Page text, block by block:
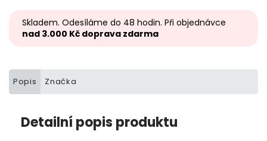
Skladem. Odesíláme do 48 hodin. Při objednávce
nad 3.000 Kč doprava zdarma
Popis Značka
Detailní popis produktu